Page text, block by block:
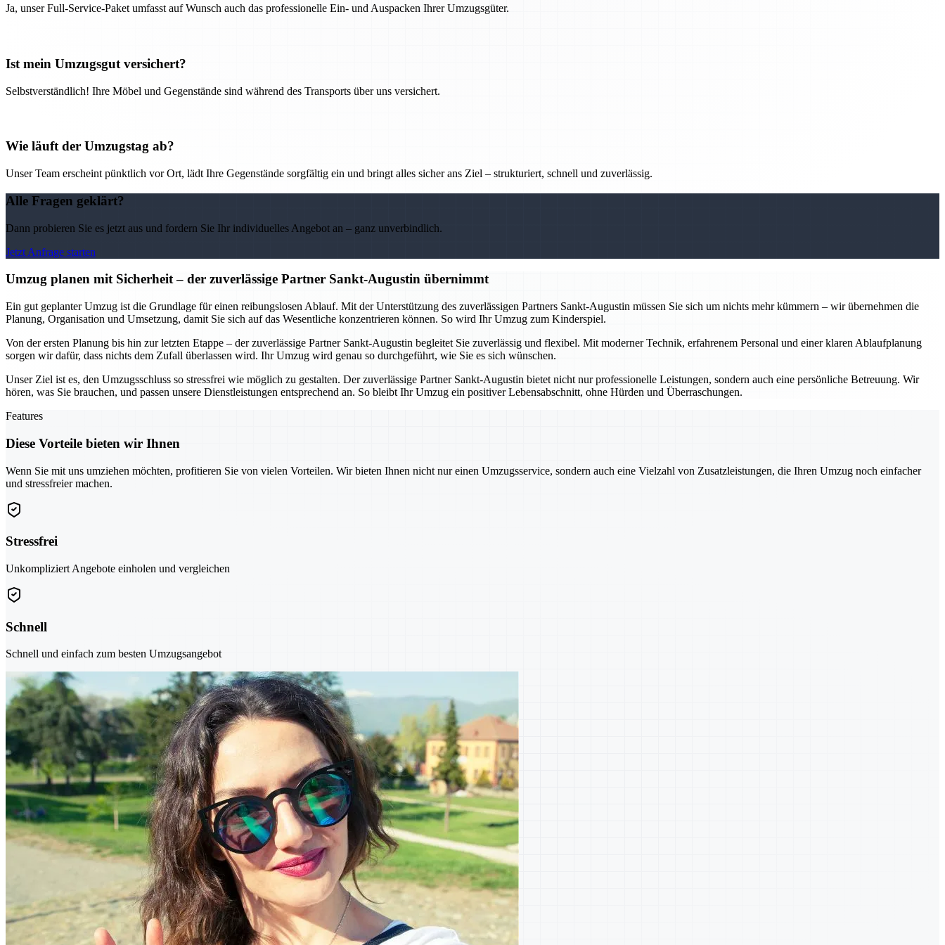
Ja, unser Full-Service-Paket umfasst auf Wunsch auch das professionelle Ein- und Auspacken Ihrer Umzugsgüter.
Ist mein Umzugsgut versichert?
Selbstverständlich! Ihre Möbel und Gegenstände sind während des Transports über uns versichert.
Wie läuft der Umzugstag ab?
Unser Team erscheint pünktlich vor Ort, lädt Ihre Gegenstände sorgfältig ein und bringt alles sicher ans Ziel – strukturiert, schnell und zuverlässig.
Alle Fragen geklärt?
Dann probieren Sie es jetzt aus und fordern Sie Ihr individuelles Angebot an – ganz unverbindlich.
Jetzt Anfrage starten
Umzug planen mit Sicherheit – der zuverlässige Partner Sankt-Augustin übernimmt
Ein gut geplanter Umzug ist die Grundlage für einen reibungslosen Ablauf. Mit der Unterstützung des zuverlässigen Partners Sankt-Augustin müssen Sie sich um nichts mehr kümmern – wir übernehmen die
Planung, Organisation und Umsetzung, damit Sie sich auf das Wesentliche konzentrieren können. So wird Ihr Umzug zum Kinderspiel.
Von der ersten Planung bis hin zur letzten Etappe – der zuverlässige Partner Sankt-Augustin begleitet Sie zuverlässig und flexibel. Mit moderner Technik, erfahrenem Personal und einer klaren Ablaufplanung
sorgen wir dafür, dass nichts dem Zufall überlassen wird. Ihr Umzug wird genau so durchgeführt, wie Sie es sich wünschen.
Unser Ziel ist es, den Umzugsschluss so stressfrei wie möglich zu gestalten. Der zuverlässige Partner Sankt-Augustin bietet nicht nur professionelle Leistungen, sondern auch eine persönliche Betreuung. Wir
hören, was Sie brauchen, und passen unsere Dienstleistungen entsprechend an. So bleibt Ihr Umzug ein positiver Lebensabschnitt, ohne Hürden und Überraschungen.
Features
Diese Vorteile bieten wir Ihnen
Wenn Sie mit uns umziehen möchten, profitieren Sie von vielen Vorteilen. Wir bieten Ihnen nicht nur einen Umzugsservice, sondern auch eine Vielzahl von Zusatzleistungen, die Ihren Umzug noch einfacher
und stressfreier machen.
Stressfrei
Unkompliziert Angebote einholen und vergleichen
Schnell
Schnell und einfach zum besten Umzugsangebot